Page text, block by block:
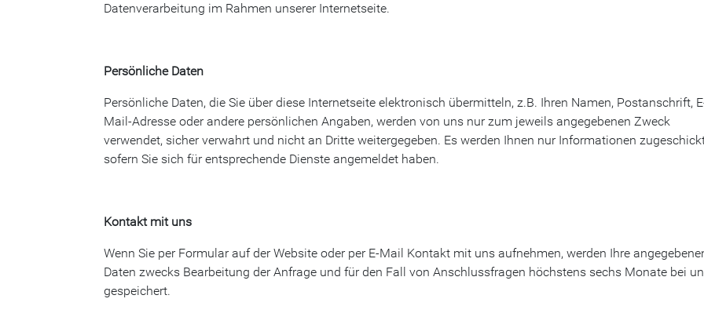
Datenverarbeitung im Rahmen unserer Internetseite.
Persönliche Daten
Persönliche Daten, die Sie über diese Internetseite elektronisch übermitteln, z.B. Ihren Namen, Postanschrift,
Mail-Adresse oder andere persönlichen Angaben, werden von uns nur zum jeweils angegebenen Zweck
verwendet, sicher verwahrt und nicht an Dritte weitergegeben. Es werden Ihnen nur Informationen
sofern Sie sich für entsprechende Dienste angemeldet haben.
Kontakt mit uns
Wenn Sie per Formular auf der Website oder per E-Mail Kontakt mit uns aufnehmen, werden Ihre
Daten zwecks Bearbeitung der Anfrage und für den Fall von Anschlussfragen höchstens sechs Monate bei
gespeichert.